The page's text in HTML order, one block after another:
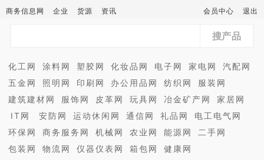
商务信息网 企业 货源 资讯 会员中心 退出
搜产品
化工网 涂料网 塑胶网 化妆品网 电子网 家电网
汽配网
五金网
照明网 印刷网 办公用品网 纺织网
服装网
建筑建材网
服饰网 皮革网 玩具网 冶金矿产网
家居网
IT网
安防网 运动休闲网 通信网 礼品网
电工电气网
环保网
商务服务网 机械网 农业网 能源网
二手网
包装网
物流网 仪器仪表网 箱包网 健康网